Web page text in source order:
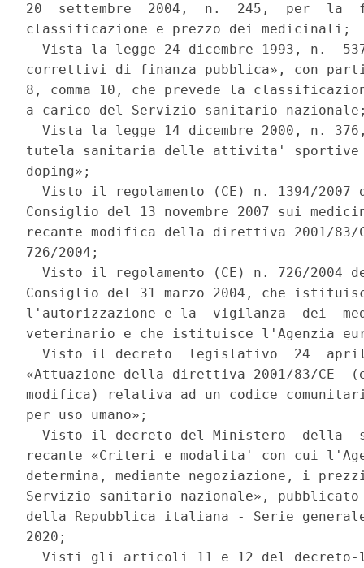
20  settembre  2004,  n.  245,  per  la
classificazione e prezzo dei medicinali;
Vista la legge 24 dicembre 1993, n.
correttivi di finanza pubblica», con
8, comma 10, che prevede la
a carico del Servizio sanitario
Vista la legge 14 dicembre 2000, n.
tutela sanitaria delle attivita'
doping»;
Visto il regolamento (CE) n. 1394/2007
Consiglio del 13 novembre 2007 sui
recante modifica della direttiva 2001/83/
726/2004;
Visto il regolamento (CE) n. 726/2004
Consiglio del 31 marzo 2004, che
l'autorizzazione e la  vigilanza  dei
veterinario e che istituisce l'Agenzia
Visto il decreto  legislativo  24
«Attuazione della direttiva 2001/83/CE
modifica) relativa ad un codice
per uso umano»;
Visto il decreto del Ministero  della
recante «Criteri e modalita' con cui
determina, mediante negoziazione, i
Servizio sanitario nazionale»,
della Repubblica italiana - Serie
2020;
Visti gli articoli 11 e 12 del